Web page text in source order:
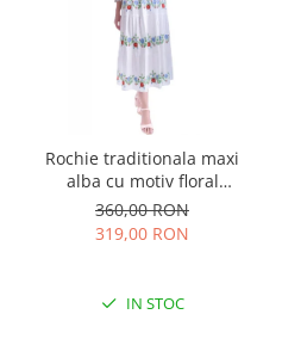
Rochie traditionala maxi
alba cu motiv floral
multicolor Sanziana
360,00 RON
319,00 RON
IN STOC